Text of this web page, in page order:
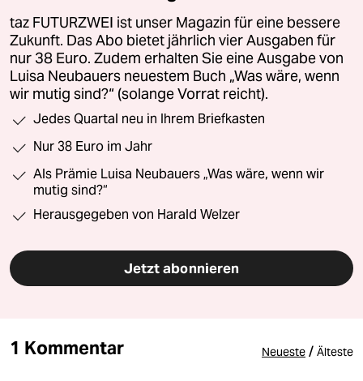
taz FUTURZWEI ist unser Magazin für eine bessere
Zukunft. Das Abo bietet jährlich vier Ausgaben für
nur 38 Euro. Zudem erhalten Sie eine Ausgabe von
Luisa Neubauers neuestem Buch „Was wäre, wenn
wir mutig sind?“ (solange Vorrat reicht).
Jedes Quartal neu in Ihrem Briefkasten
Nur 38 Euro im Jahr
Als Prämie Luisa Neubauers „Was wäre, wenn wir
mutig sind?“
Herausgegeben von Harald Welzer
Jetzt abonnieren
1 Kommentar Neueste / Älteste